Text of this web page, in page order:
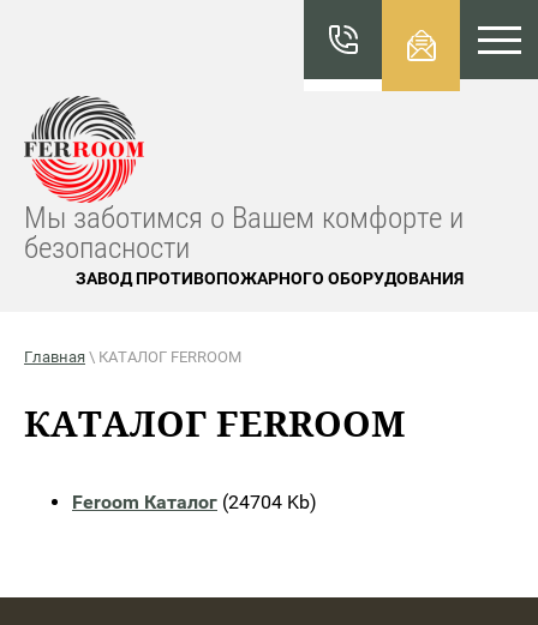
Г
FERROO
Мы заботимся о Вашем комфорте и
безопасности
ЗАВОД ПРОТИВОПОЖАРНОГО ОБОРУДОВАНИЯ
Главная \ КАТАЛОГ FERROOM
КАТАЛОГ FERROOM
Feroom Каталог (24704 Kb)